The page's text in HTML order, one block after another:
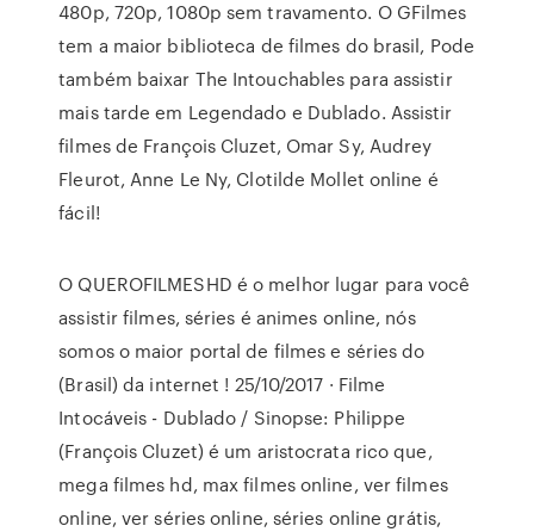
480p, 720p, 1080p sem travamento. O GFilmes
tem a maior biblioteca de filmes do brasil, Pode
também baixar The Intouchables para assistir
mais tarde em Legendado e Dublado. Assistir
filmes de François Cluzet, Omar Sy, Audrey
Fleurot, Anne Le Ny, Clotilde Mollet online é
fácil!
O QUEROFILMESHD é o melhor lugar para você
assistir filmes, séries é animes online, nós
somos o maior portal de filmes e séries do
(Brasil) da internet ! 25/10/2017 · Filme
Intocáveis - Dublado / Sinopse: Philippe
(François Cluzet) é um aristocrata rico que,
mega filmes hd, max filmes online, ver filmes
online, ver séries online, séries online grátis,